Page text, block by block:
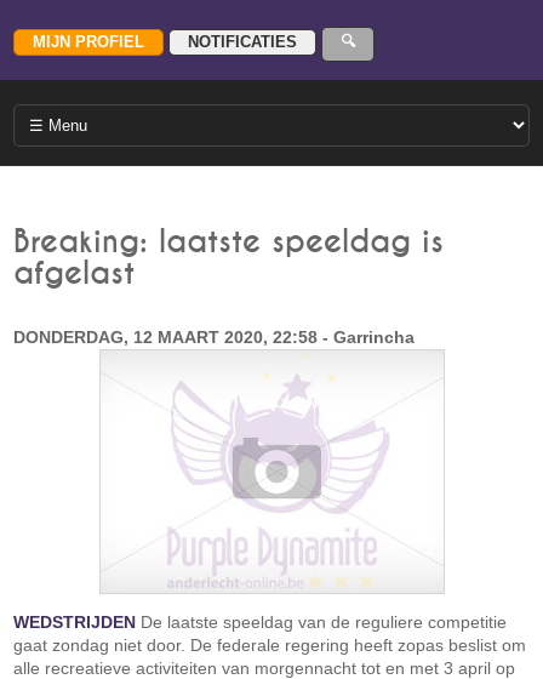
Breaking: laatste speeldag is
afgelast
DONDERDAG, 12 MAART 2020, 22:58 - Garrincha
WEDSTRIJDEN De laatste speeldag van de reguliere competitie
gaat zondag niet door. De federale regering heeft zopas beslist om
alle recreatieve activiteiten van morgennacht tot en met 3 april op